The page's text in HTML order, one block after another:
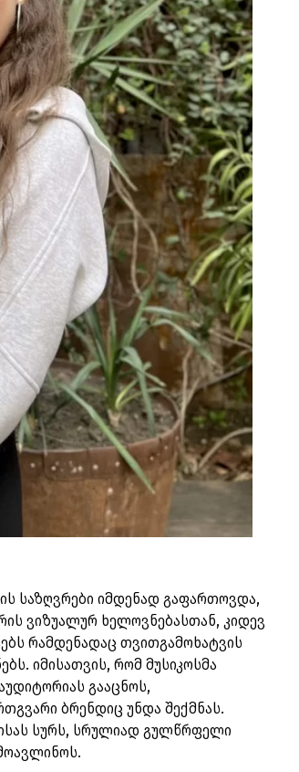
საზღვრები იმდენად გაფართოვდა,
ვიზუალურ ხელოვნებასთან, კიდევ
რამდენადაც თვითგამოხატვის
იმისათვის, რომ მუსიკოსმა
გააცნოს,
ბრენდიც უნდა შექმნას.
სურს, სრულიად გულწრფელი